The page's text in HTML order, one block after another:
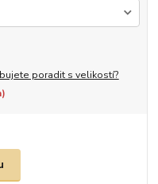
poradit s velikostí?